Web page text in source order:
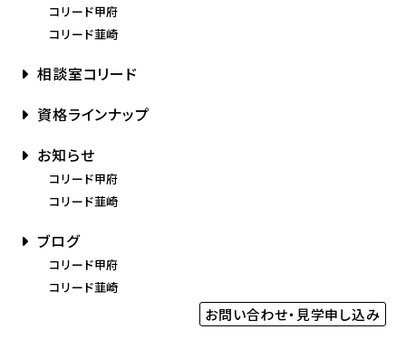
コリード甲府
コリード韮崎
相談室コリード
資格ラインナップ
お知らせ
コリード甲府
コリード韮崎
ブログ
コリード甲府
コリード韮崎
お問い合わせ・見学申し込み